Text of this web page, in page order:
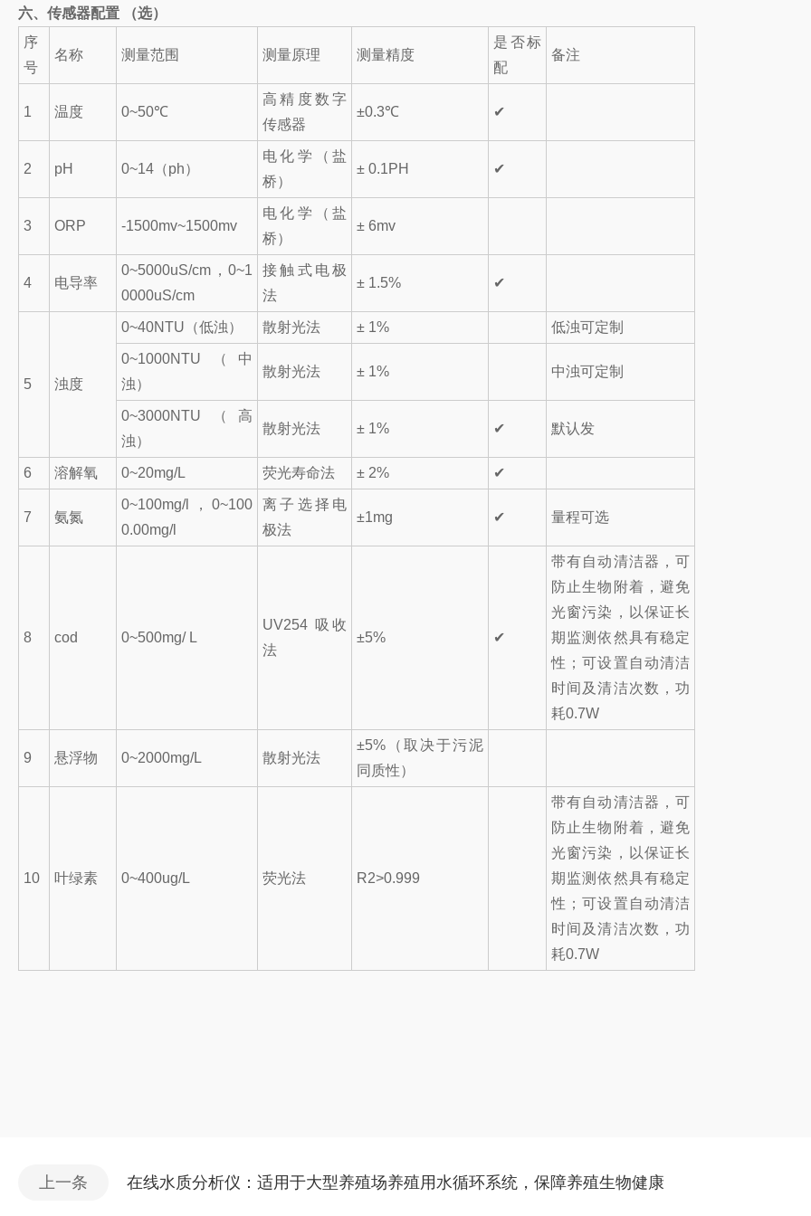
六、传感器配置 （选）
序
号
名称 测量范围 测量原理 测量精度
是否标
配
备注
1 温度 0~50℃
高精度数字
传感器
±0.3℃ ✔
2 pH 0~14（ph）
电化学（盐
桥）
± 0.1PH ✔
3 ORP -1500mv~1500mv
电化学（盐
桥）
± 6mv
4 电导率
0~5000uS/cm，0~1
0000uS/cm
接触式电极
法
± 1.5% ✔
5 浊度
0~40NTU（低浊） 散射光法 ± 1% 低浊可定制
0~1000NTU（中
浊）
散射光法 ± 1% 中浊可定制
0~3000NTU（高
浊）
散射光法 ± 1% ✔ 默认发
6 溶解氧 0~20mg/L 荧光寿命法 ± 2% ✔
7 氨氮
0~100mg/l，0~100
0.00mg/l
离子选择电
极法
±1mg ✔ 量程可选
8 cod 0~500mg/ L
UV254 吸收
法
±5% ✔
带有自动清洁器，可
防止生物附着，避免
光窗污染，以保证长
期监测依然具有稳定
性；可设置自动清洁
时间及清洁次数，功
耗0.7W
9 悬浮物 0~2000mg/L 散射光法
±5%（取决于污泥
同质性）
10 叶绿素 0~400ug/L 荧光法 R2>0.999
带有自动清洁器，可
防止生物附着，避免
光窗污染，以保证长
期监测依然具有稳定
性；可设置自动清洁
时间及清洁次数，功
耗0.7W
上一条 在线水质分析仪：适用于大型养殖场养殖用水循环系统，保障养殖生物健康